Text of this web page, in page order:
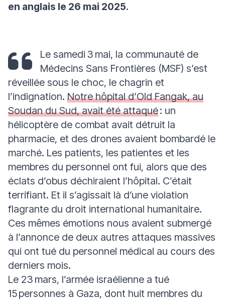
en anglais le 26 mai 2025.
Le samedi 3 mai, la communauté de
Médecins Sans Frontières (MSF) s’est
réveillée sous le choc, le chagrin et
l’indignation. Notre hôpital d’Old Fangak, au
Soudan du Sud, avait été attaqué: un
hélicoptère de combat avait détruit la
pharmacie, et des drones avaient bombardé le
marché. Les patients, les patientes et les
membres du personnel ont fui, alors que des
éclats d’obus déchiraient l’hôpital. C’était
terrifiant. Et il s’agissait là d’une violation
flagrante du droit international humanitaire.
Ces mêmes émotions nous avaient submergé
à l’annonce de deux autres attaques massives
qui ont tué du personnel médical au cours des
derniers mois.
Le 23 mars, l’armée israélienne a tué
15 personnes à Gaza, dont huit membres du